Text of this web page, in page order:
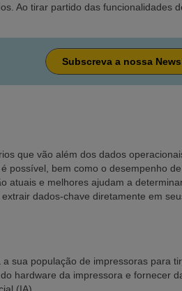
Ao tirar partido das funcionalidades
Subscreva a nossa
que vão além dos dados
possível, bem como o desempenho
atuais e melhores ajudam a
dados-chave diretamente em
sua população de impressoras para
hardware da impressora e fornecer